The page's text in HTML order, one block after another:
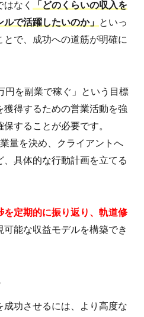
なく
「どのくらいの収入を
で活躍したいのか」 といっ
で、成功への道筋が明確に
円を副業で稼ぐ」という目標
獲得するための営業活動を強
することが必要です。
量を決め、クライアントへ
具体的な行動計画を立てる
を定期的に振り返り、軌道修
可能な収益モデルを構築でき
功させるには、より高度な